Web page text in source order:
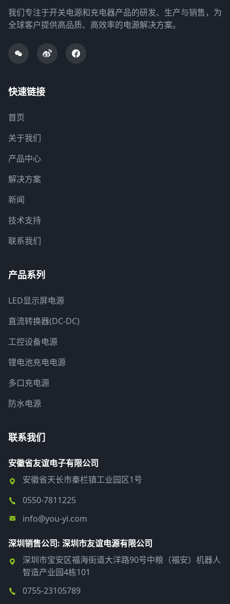
我们专注于开关电源和充电器产品的研发、生产与销售，为
全球客户提供高品质、高效率的电源解决方案。
快速链接
首页
关于我们
产品中心
解决方案
新闻
技术支持
联系我们
产品系列
LED显示屏电源
直流转换器(DC-DC)
工控设备电源
锂电池充电电源
多口充电源
防水电源
联系我们
安徽省友谊电子有限公司
安徽省天长市秦栏镇工业园区1号
0550-7811225
info@you-yi.com
深圳销售公司: 深圳市友谊电源有限公司
深圳市宝安区福海街道大洋路90号中粮（福安）机器人
智造产业园4栋101
0755-23105789